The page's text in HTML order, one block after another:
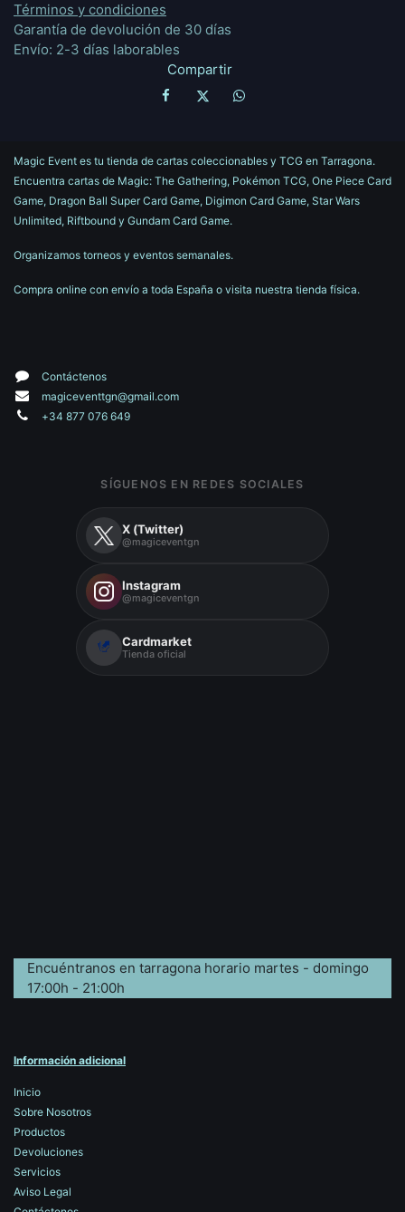
Términos y condiciones
Garantía de devolución de 30 días
Envío: 2-3 días laborables
Compartir
Magic Event es tu tienda de cartas coleccionables y TCG en Tarragona.
Encuentra cartas de Magic: The Gathering, Pokémon TCG, One Piece Card
Game, Dragon Ball Super Card Game, Digimon Card Game, Star Wars
Unlimited, Riftbound y Gundam Card Game.
Organizamos torneos y eventos semanales.
Compra online con envío a toda España o visita nuestra tienda física.
Contáctenos
magiceventtgn@gmail.com
+34 877 076 649
SÍGUENOS EN REDES SOCIALES
X (Twitter)
@magiceventgn
Instagram
@magiceventgn
Cardmarket
Tienda oficial
Encuéntranos en tarragona horario martes - domingo
17:00h - 21:00h
Información adicional
Inicio
Sobre Nosotros
Productos
Devoluciones
Servicios
Aviso Legal